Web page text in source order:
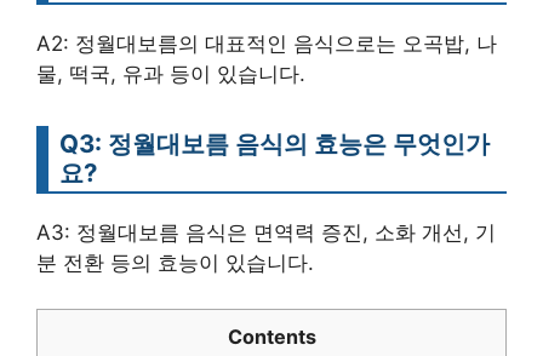
A2: 정월대보름의 대표적인 음식으로는 오곡밥, 나
물, 떡국, 유과 등이 있습니다.
Q3: 정월대보름 음식의 효능은 무엇인가
요?
A3: 정월대보름 음식은 면역력 증진, 소화 개선, 기
분 전환 등의 효능이 있습니다.
Contents